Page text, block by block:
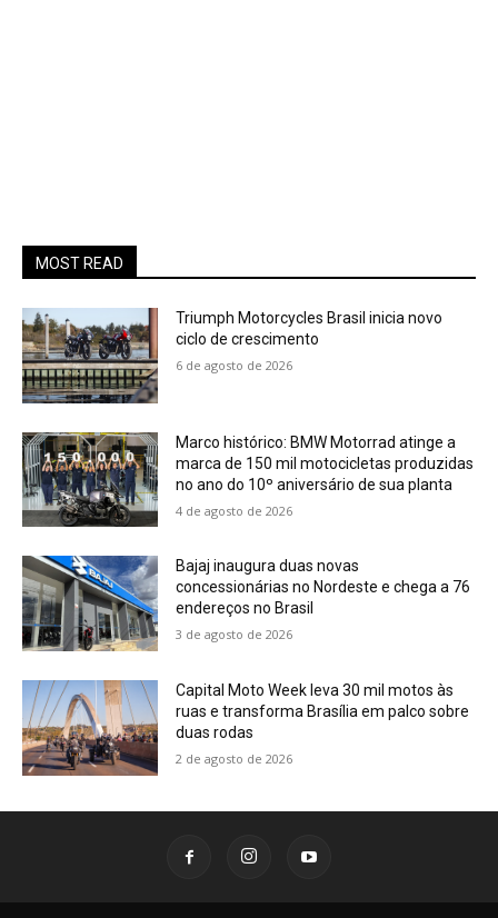
MOST READ
Triumph Motorcycles Brasil inicia novo
ciclo de crescimento
6 de agosto de 2026
Marco histórico: BMW Motorrad atinge a
marca de 150 mil motocicletas produzidas
no ano do 10º aniversário de sua planta
4 de agosto de 2026
Bajaj inaugura duas novas
concessionárias no Nordeste e chega a 76
endereços no Brasil
3 de agosto de 2026
Capital Moto Week leva 30 mil motos às
ruas e transforma Brasília em palco sobre
duas rodas
2 de agosto de 2026